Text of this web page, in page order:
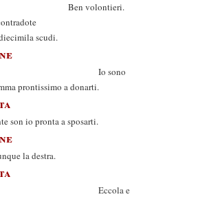
volontieri.
scudi.
sono
prontissimo a donarti.
son io pronta a sposarti.
la destra.
e